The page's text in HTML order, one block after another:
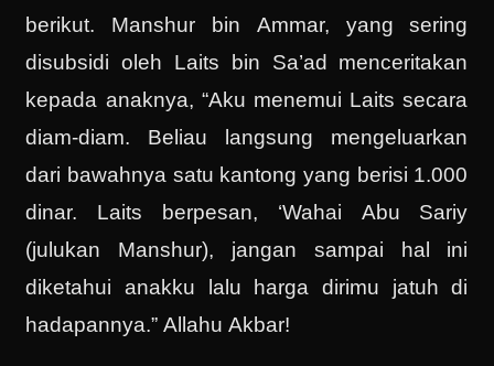
berikut. Manshur bin Ammar, yang sering
disubsidi oleh Laits bin Sa’ad menceritakan
kepada anaknya, “Aku menemui Laits secara
diam-diam. Beliau langsung mengeluarkan
dari bawahnya satu kantong yang berisi 1.000
dinar. Laits berpesan, ‘Wahai Abu Sariy
(julukan Manshur), jangan sampai hal ini
diketahui anakku lalu harga dirimu jatuh di
hadapannya.” Allahu Akbar!